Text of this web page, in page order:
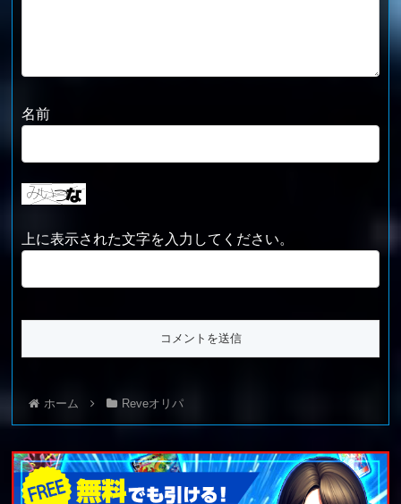
名前
上に表示された文字を入力してください。
ホーム Reveオリパ